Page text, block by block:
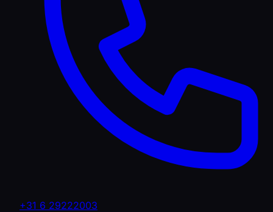
+31 6 29222003